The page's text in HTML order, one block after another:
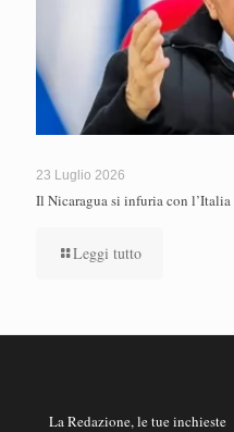
23 Luglio 2026
Il Nicaragua si infuria con l’Italia
Leggi tutto
La Redazione, le tue inchieste